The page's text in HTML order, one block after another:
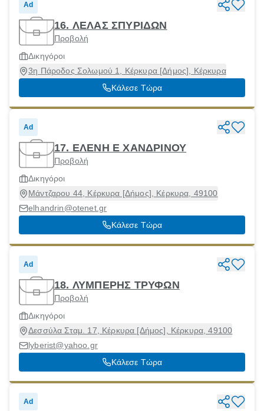
Ad
16. ΛΕΛΑΣ ΣΠΥΡΙΔΩΝ
Προβολή
Δικηγόροι
3η Πάροδος Σολωμού 1, Κέρκυρα [Δήμος], Κέρκυρα
Κάλεσε Τώρα
Ad
17. ΕΛΕΝΗ E ΧΑΝΔΡΙΝΟΥ
Προβολή
Δικηγόροι
Μάντζαρου 44, Κέρκυρα [Δήμος], Κέρκυρα, 49100
elhandrin@otenet.gr
Κάλεσε Τώρα
Ad
18. ΛΥΜΠΕΡΗΣ ΤΡΥΦΩΝ
Προβολή
Δικηγόροι
Δεσσύλα Σταμ. 17, Κέρκυρα [Δήμος], Κέρκυρα, 49100
lyberist@yahoo.gr
Κάλεσε Τώρα
Ad